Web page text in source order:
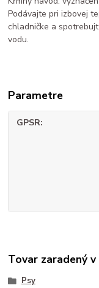
Podávajte pri izbovej
chladničke a
vodu.
Parametre
GPSR
Tovar zaradený
Psy